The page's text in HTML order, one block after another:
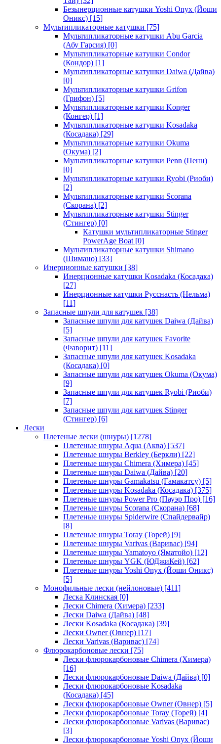
Безынерционные катушки Yoshi Onyx (Йоши
Оникс) [15]
Мультипликаторные катушки [75]
Мультипликаторные катушки Abu Garcia
(Абу Гарсия) [0]
Мультипликаторные катушки Condor
(Кондор) [1]
Мультипликаторные катушки Daiwa (Дайва)
[0]
Мультипликаторные катушки Grifon
(Грифон) [5]
Мультипликаторные катушки Konger
(Конгер) [1]
Мультипликаторные катушки Kosadaka
(Косадака) [29]
Мультипликаторные катушки Okuma
(Окума) [2]
Мультипликаторные катушки Penn (Пенн)
[0]
Мультипликаторные катушки Ryobi (Риоби)
[2]
Мультипликаторные катушки Scorana
(Скорана) [2]
Мультипликаторные катушки Stinger
(Стингер) [0]
Катушки мультипликаторные Stinger
PowerAge Boat [0]
Мультипликаторные катушки Shimano
(Шимано) [33]
Инерционные катушки [38]
Инерционные катушки Kosadaka (Косадака)
[27]
Инерционные катушки Русснасть (Нельма)
[11]
Запасные шпули для катушек [38]
Запасные шпули для катушек Daiwa (Дайва)
[5]
Запасные шпули для катушек Favorite
(Фаворит) [11]
Запасные шпули для катушек Kosadaka
(Косадака) [0]
Запасные шпули для катушек Okuma (Окума)
[9]
Запасные шпули для катушек Ryobi (Риоби)
[7]
Запасные шпули для катушек Stinger
(Стингер) [6]
Лески
Плетеные лески (шнуры) [1278]
Плетеные шнуры Aqua (Аква) [537]
Плетеные шнуры Berkley (Беркли) [22]
Плетеные шнуры Chimera (Химера) [45]
Плетеные шнуры Daiwa (Дайва) [20]
Плетеные шнуры Gamakatsu (Гамакатсу) [5]
Плетеные шнуры Kosadaka (Косадака) [375]
Плетеные шнуры Power Pro (Пауэр Про) [16]
Плетеные шнуры Scorana (Скорана) [68]
Плетеные шнуры Spiderwire (Спайдервайр)
[8]
Плетеные шнуры Toray (Торей) [9]
Плетеные шнуры Varivas (Варивас) [94]
Плетеные шнуры Yamatoyo (Яматойо) [12]
Плетеные шнуры YGK (ЮДжиКей) [62]
Плетеные шнуры Yoshi Onyx (Йоши Оникс)
[5]
Монофильные лески (нейлоновые) [411]
Леска Клинская [0]
Лески Chimera (Химера) [233]
Лески Daiwa (Дайва) [48]
Лески Kosadaka (Косадака) [39]
Лески Owner (Овнер) [17]
Лески Varivas (Варивас) [74]
Флюрокарбоновые лески [75]
Лески флюрокарбоновые Chimera (Химера)
[16]
Лески флюрокарбоновые Daiwa (Дайва) [0]
Лески флюрокарбоновые Kosadaka
(Косадака) [45]
Лески флюрокарбоновые Owner (Овнер) [5]
Лески флюрокарбоновые Toray (Торей) [4]
Лески флюрокарбоновые Varivas (Варивас)
[3]
Лески флюрокарбоновые Yoshi Onyx (Йоши